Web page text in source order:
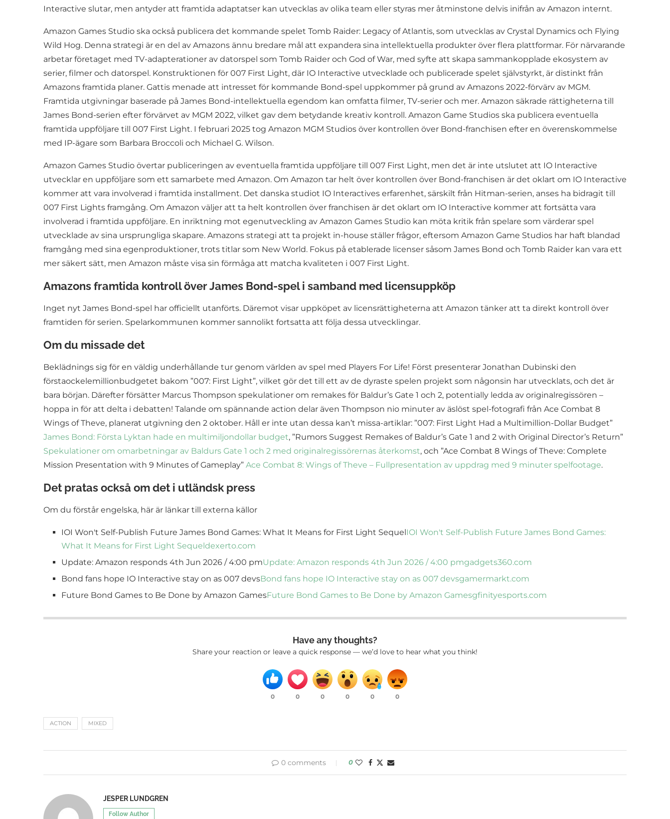
Interactive slutar, men antyder att framtida adaptatser kan utvecklas av olika team eller styras mer åtminstone delvis inifrån av Amazon internt.
Amazon Games Studio ska också publicera det kommande spelet Tomb Raider: Legacy of Atlantis, som utvecklas av Crystal Dynamics och Flying
Wild Hog. Denna strategi är en del av Amazons ännu bredare mål att expandera sina intellektuella produkter över flera plattformar. För närvarande
arbetar företaget med TV-adapterationer av datorspel som Tomb Raider och God of War, med syfte att skapa sammankopplade ekosystem av
serier, filmer och datorspel. Konstruktionen för 007 First Light, där IO Interactive utvecklade och publicerade spelet självstyrkt, är distinkt från
Amazons framtida planer. Gattis menade att intresset för kommande Bond-spel uppkommer på grund av Amazons 2022-förvärv av MGM.
Framtida utgivningar baserade på James Bond-intellektuella egendom kan omfatta filmer, TV-serier och mer. Amazon säkrade rättigheterna till
James Bond-serien efter förvärvet av MGM 2022, vilket gav dem betydande kreativ kontroll. Amazon Game Studios ska publicera eventuella
framtida uppföljare till 007 First Light. I februari 2025 tog Amazon MGM Studios över kontrollen över Bond-franchisen efter en överenskommelse
med IP-ägare som Barbara Broccoli och Michael G. Wilson.
Amazon Games Studio övertar publiceringen av eventuella framtida uppföljare till 007 First Light, men det är inte utslutet att IO Interactive
utvecklar en uppföljare som ett samarbete med Amazon. Om Amazon tar helt över kontrollen över Bond-franchisen är det oklart om IO Interactive
kommer att vara involverad i framtida installment. Det danska studiot IO Interactives erfarenhet, särskilt från Hitman-serien, anses ha bidragit till
007 First Lights framgång. Om Amazon väljer att ta helt kontrollen över franchisen är det oklart om IO Interactive kommer att fortsätta vara
involverad i framtida uppföljare. En inriktning mot egenutveckling av Amazon Games Studio kan möta kritik från spelare som värderar spel
utvecklade av sina ursprungliga skapare. Amazons strategi att ta projekt in-house ställer frågor, eftersom Amazon Game Studios har haft blandad
framgång med sina egenproduktioner, trots titlar som New World. Fokus på etablerade licenser såsom James Bond och Tomb Raider kan vara ett
mer säkert sätt, men Amazon måste visa sin förmåga att matcha kvaliteten i 007 First Light.
Amazons framtida kontroll över James Bond-spel i samband med licensuppköp
Inget nyt James Bond-spel har officiellt utanförts. Däremot visar uppköpet av licensrättigheterna att Amazon tänker att ta direkt kontroll över
framtiden för serien. Spelarkommunen kommer sannolikt fortsatta att följa dessa utvecklingar.
Om du missade det
Beklädnings sig för en väldig underhållande tur genom världen av spel med Players For Life! Först presenterar Jonathan Dubinski den
förstaockelemillionbudgetet bakom ”007: First Light”, vilket gör det till ett av de dyraste spelen projekt som någonsin har utvecklats, och det är
bara början. Därefter försätter Marcus Thompson spekulationer om remakes för Baldur’s Gate 1 och 2, potentially ledda av originalregissören –
hoppa in för att delta i debatten! Talande om spännande action delar även Thompson nio minuter av äslöst spel-fotografi från Ace Combat 8
Wings of Theve, planerat utgivning den 2 oktober. Håll er inte utan dessa kan’t missa-artiklar: ”007: First Light Had a Multimillion-Dollar Budget”
James Bond: Första Lyktan hade en multimiljondollar budget, ”Rumors Suggest Remakes of Baldur’s Gate 1 and 2 with Original Director’s Return”
Spekulationer om omarbetningar av Baldurs Gate 1 och 2 med originalregissörernas återkomst, och ”Ace Combat 8 Wings of Theve: Complete
Mission Presentation with 9 Minutes of Gameplay” Ace Combat 8: Wings of Theve – Fullpresentation av uppdrag med 9 minuter spelfootage.
Det pratas också om det i utländsk press
Om du förstår engelska, här är länkar till externa källor
IOI Won't Self-Publish Future James Bond Games: What It Means for First Light SequelIOI Won't Self-Publish Future James Bond Games:
What It Means for First Light Sequeldexerto.com
Update: Amazon responds 4th Jun 2026 / 4:00 pmUpdate: Amazon responds 4th Jun 2026 / 4:00 pmgadgets360.com
Bond fans hope IO Interactive stay on as 007 devsBond fans hope IO Interactive stay on as 007 devsgamermarkt.com
Future Bond Games to Be Done by Amazon GamesFuture Bond Games to Be Done by Amazon Gamesgfinityesports.com
Have any thoughts?
Share your reaction or leave a quick response — we’d love to hear what you think!
0 0 0 0 0 0
ACTION MIXED
0 comments 0
JESPER LUNDGREN
Follow Author